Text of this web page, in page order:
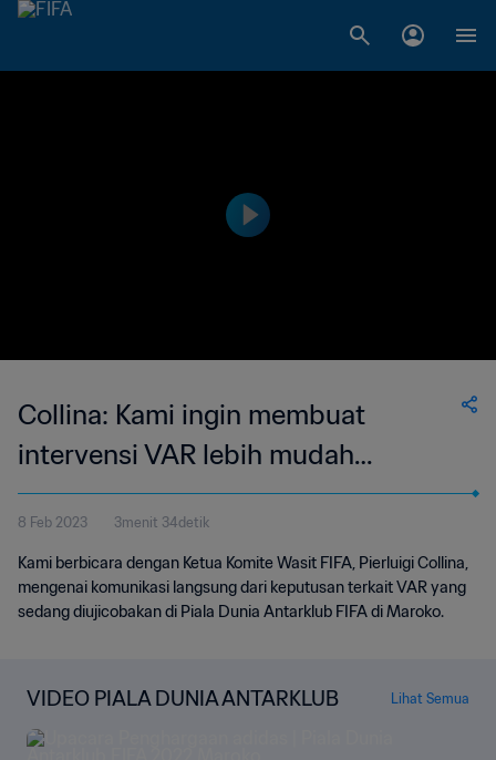
Collina: Kami ingin membuat
intervensi VAR lebih mudah
dipahami oleh para penonton
8 Feb 2023 3menit 34detik
Kami berbicara dengan Ketua Komite Wasit FIFA, Pierluigi Collina,
mengenai komunikasi langsung dari keputusan terkait VAR yang
sedang diujicobakan di Piala Dunia Antarklub FIFA di Maroko.
VIDEO PIALA DUNIA ANTARKLUB Lihat Semua